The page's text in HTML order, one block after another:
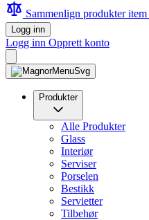
Sammenlign produkteritem
Logg inn
Logg inn Opprett konto
Produkter
Alle Produkter
Glass
Interiør
Serviser
Porselen
Bestikk
Servietter
Tilbehør